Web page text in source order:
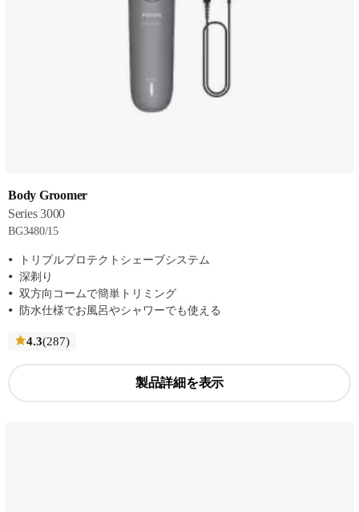
Body Groomer
Series 3000
BG3480/15
トリプルプロテクトシェーブシステム
深剃り
双方向コームで簡単トリミング
防水仕様でお風呂やシャワーでも使える
4.3(287レ
)
製品詳細を表示